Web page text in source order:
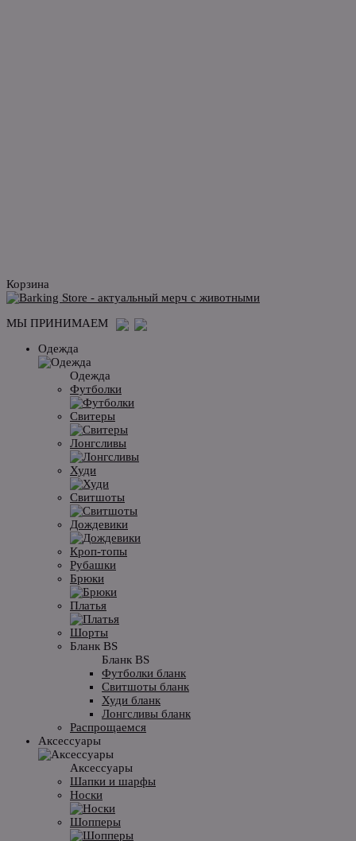
Корзина
МЫ ПРИНИМАЕМ
Одежда
Одежда
Футболки
Свитеры
Лонгсливы
Худи
Свитшоты
Дождевики
Кроп-топы
Рубашки
Брюки
Платья
Шорты
Бланк BS
Бланк BS
Футболки бланк
Свитшоты бланк
Худи бланк
Лонгсливы бланк
Распрощаемся
Аксессуары
Аксессуары
Шапки и шарфы
Носки
Шопперы